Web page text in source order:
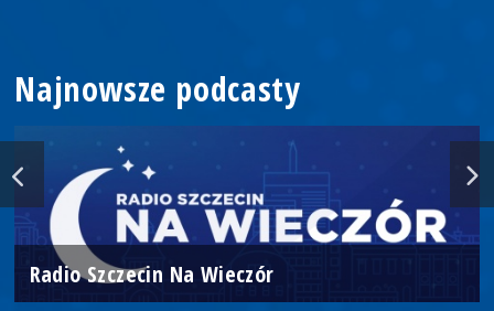
Najnowsze podcasty
Radio Szczecin Na Wieczór